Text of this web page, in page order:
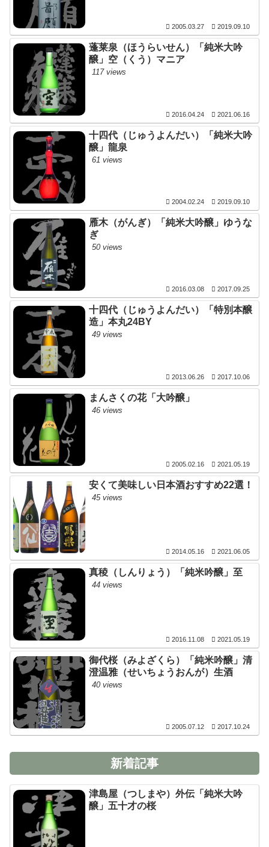
2005.03.27 2019.09.10
蓬莱泉（ほうらいせん）「純米大吟
醸」空（くう）マニア
117 views
2016.04.24 2021.06.16
十四代（じゅうよんだい）「純米大吟
醸」龍泉
61 views
2004.02.24 2019.09.10
雁木（がんぎ）「純米大吟醸」ゆうな
ぎ
50 views
2016.03.08 2017.09.25
十四代（じゅうよんだい）「特別本醸
造」本丸24BY
49 views
2013.06.26 2017.10.06
まんさくの花「大吟醸」
46 views
2005.02.16 2021.05.19
安くて美味しい日本酒おすすめ22選！
45 views
2014.05.16 2021.06.05
真稜（しんりょう）「純米吟醸」至
44 views
2016.11.08 2021.05.19
御代桜（みよざくら）「純米吟醸」清
澄温雅（せいちょうおんが）生酒
40 views
2005.07.12 2017.10.24
新着記事
津島屋（つしまや）外伝「純米大吟
醸」五十才の桜